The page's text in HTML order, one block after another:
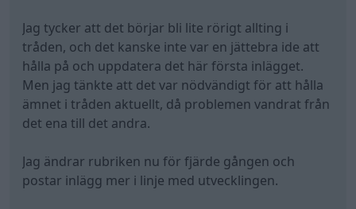
Jag tycker att det börjar bli lite rörigt allting i
tråden, och det kanske inte var en jättebra ide att
hålla på och uppdatera det här första inlägget.
Men jag tänkte att det var nödvändigt för att hålla
ämnet i tråden aktuellt, då problemen vandrat från
det ena till det andra.
Jag ändrar rubriken nu för fjärde gången och
postar inlägg mer i linje med utvecklingen.